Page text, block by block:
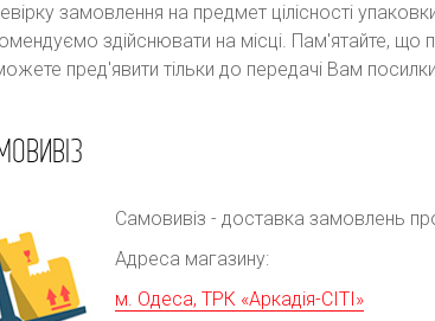
замовлення на предмет цілісності
здійснювати на місці. Пам'ятайте, що
пред'явити тільки до передачі Вам
Самовивіз - доставка замовлень
Адреса магазину:
м. Одеса, ТРК «Аркадія-СІТІ»